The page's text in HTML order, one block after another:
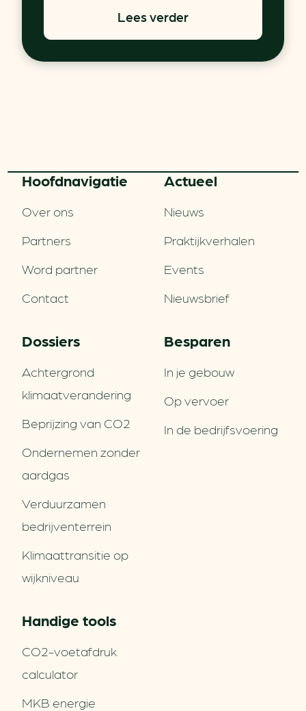
Lees verder
Hoofd­navigatie
Over ons
Partners
Word partner
Contact
Actueel
Nieuws
Praktijkverhalen
Events
Nieuwsbrief
Dossiers
Achtergrond
klimaatverandering
Beprijzing van CO2
Ondernemen zonder
aardgas
Verduurzamen
bedrijventerrein
Klimaattransitie op
wijkniveau
Besparen
In je gebouw
Op vervoer
In de bedrijfsvoering
Handige tools
CO2-voetafdruk
calculator
MKB energie